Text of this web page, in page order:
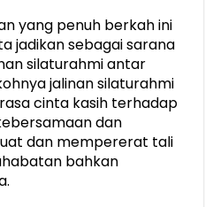
yang penuh berkah ini
jadikan sebagai sarana
silaturahmi antar
jalinan silaturahmi
cinta kasih terhadap
dan
dan mempererat tali
bahkan